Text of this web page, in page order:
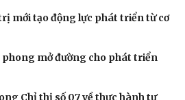
mới tạo động lực phát triển từ cơ
mở đường cho phát triển
Chỉ thị số 07 về thực hành tư